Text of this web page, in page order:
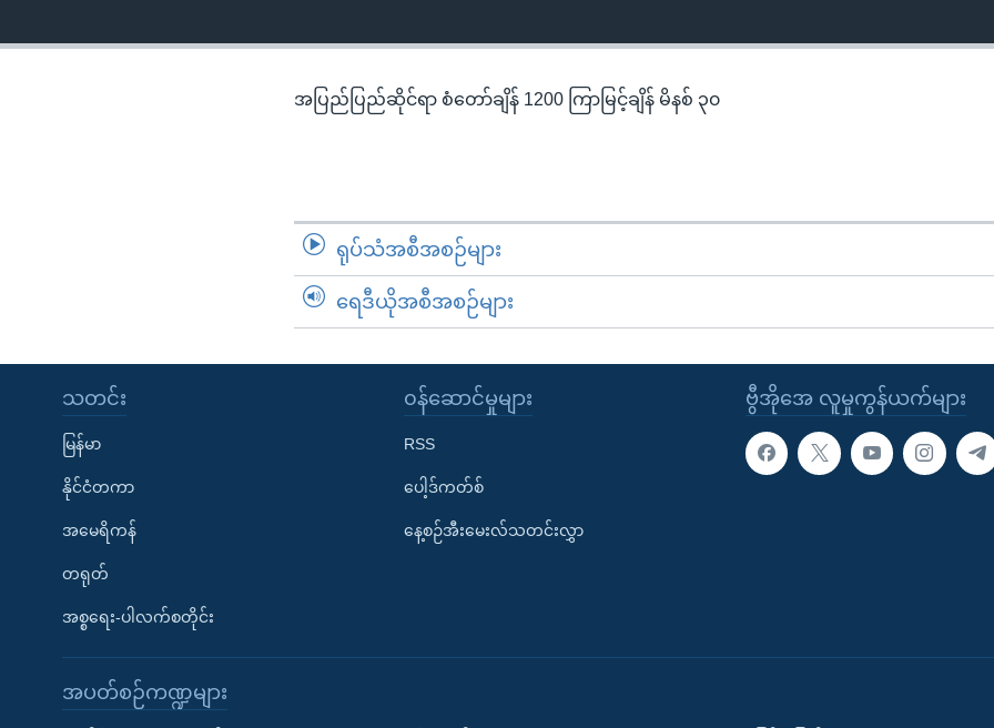
ကျော်
အပြည်ပြည်ဆိုင်ရာ စံတော်ချိန် 1200 ကြာမြင့်ချိန် မိနစ် ၃၀
ရုပ်သံအစီအစဉ်များ
ရေဒီယိုအစီအစဉ်များ
ဗွီအိုအေ လူမှုကွန်ယက်များ
သတင်း
မြန်မာ
နိုင်ငံတကာ
အမေရိကန်
တရုတ်
အစ္စရေး-ပါလက်စတိုင်း
၀န်ဆောင်မှုများ
RSS
ပေါ့ဒ်ကတ်စ်
နေ့စဉ်အီးမေးလ်သတင်းလွှာ
အပတ်စဉ်ကဏ္ဍများ